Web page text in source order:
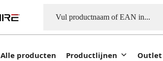
Alle producten Productlijnen Outlet